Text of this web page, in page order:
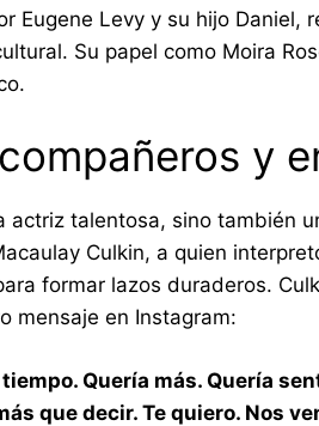
Eugene Levy y su hijo Daniel,
Su papel como Moira
y
actriz talentosa, sino también
Culkin, a quien
formar lazos duraderos.
mensaje en Instagram:
Quería más. Quería
que decir. Te quiero. Nos